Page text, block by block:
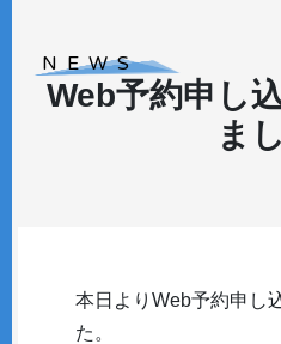
NEWS
Web予約申し
ま
本日よりWeb予約申し
た。